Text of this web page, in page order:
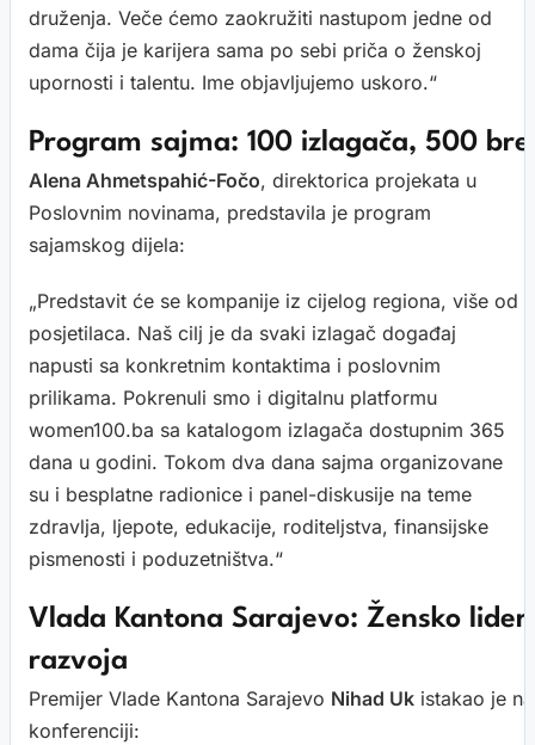
druženja. Veče ćemo zaokružiti nastupom jedne od
dama čija je karijera sama po sebi priča o ženskoj
upornosti i talentu. Ime objavljujemo uskoro.“
Program sajma: 100 izlagača, 500
Alena Ahmetspahić-Fočo, direktorica projekata u
Poslovnim novinama, predstavila je program
sajamskog dijela:
„Predstavit će se kompanije iz cijelog regiona, više
posjetilaca. Naš cilj je da svaki izlagač događaj
napusti sa konkretnim kontaktima i poslovnim
prilikama. Pokrenuli smo i digitalnu platformu
women100.ba sa katalogom izlagača dostupnim 365
dana u godini. Tokom dva dana sajma organizovane
su i besplatne radionice i panel-diskusije na teme
zdravlja, ljepote, edukacije, roditeljstva, finansijske
pismenosti i poduzetništva.“
Vlada Kantona Sarajevo: Žensko
razvoja
Premijer Vlade Kantona Sarajevo Nihad Uk istakao je
konferenciji: